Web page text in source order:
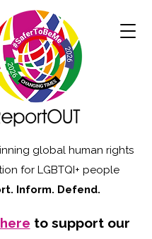
global human rights
for LGBTQI+ people
Inform. Defend.
here to support our